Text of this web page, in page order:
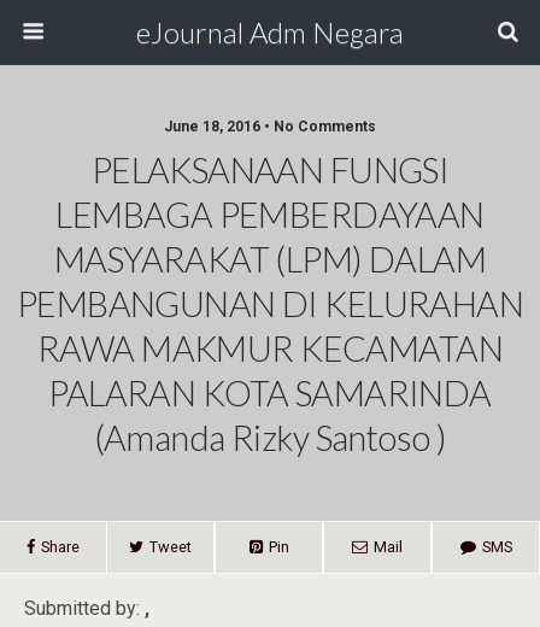
eJournal Adm Negara
June 18, 2016 • No Comments
PELAKSANAAN FUNGSI
LEMBAGA PEMBERDAYAAN
MASYARAKAT (LPM) DALAM
PEMBANGUNAN DI KELURAHAN
RAWA MAKMUR KECAMATAN
PALARAN KOTA SAMARINDA
(Amanda Rizky Santoso )
Share Tweet Pin Mail SMS
Submitted by: ,